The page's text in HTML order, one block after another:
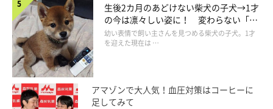
（同じ量あげてます）pic.twitter.com/OaGtvw6uRs
— ちい むう ととろ Chi Mu Totoro
(@muchi21067312)October 12, 2021
生後2カ月のあどけない柴犬の子犬→1才
の今は凛々しい姿に！ 変わらない「く
りくりおめめ」にもほっこり
幼い表情で飼い主さんを見つめる柴犬の子犬。1才
を迎えた現在は …
アマゾンで大人気！血圧対策はコーヒーに
足してみて